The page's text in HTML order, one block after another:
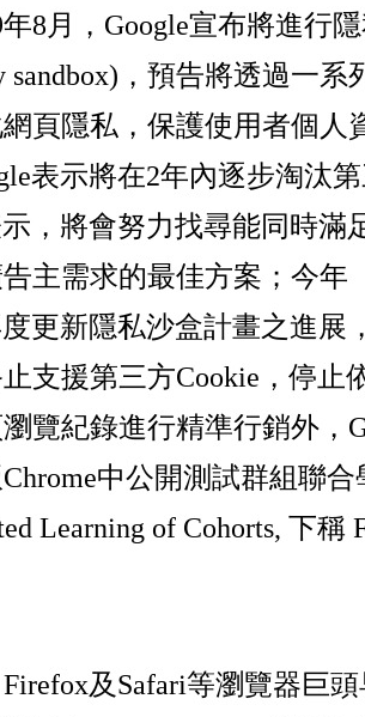
8月，Google宣布將進行
sandbox)，預告將透過一
頁隱私，保護使用者個人
表示將在2年內逐步淘汰
示，將會努力找尋能同時滿
主需求的最佳方案；今年
度更新隱私沙盒計畫之進展
支援第三方Cookie，停止
覽紀錄進行精準行銷外，
中公開測試群組聯合
Learning of Cohorts, 下稱
及Safari等瀏覽器巨